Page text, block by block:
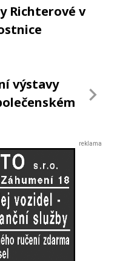
Richterové v
výstavy